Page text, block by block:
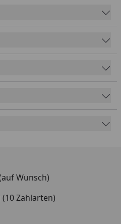
W 989 W
1236
Weiß
pulverbeschichtet
Wunsch)
Zahlarten)